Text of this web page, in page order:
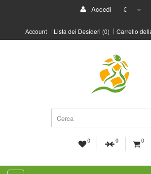
Accedi €
Account Lista dei Desideri (0) Carrello
0 0 0